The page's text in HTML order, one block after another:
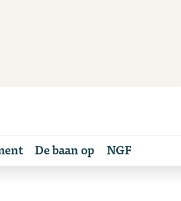
De baan op NGF